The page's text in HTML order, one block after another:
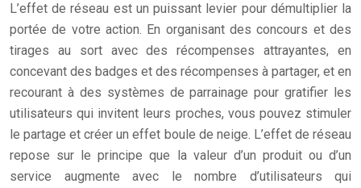
L’effet de réseau est un puissant levier pour démultiplier la
portée de votre action. En organisant des concours et des
tirages au sort avec des récompenses attrayantes, en
concevant des badges et des récompenses à partager, et en
recourant à des systèmes de parrainage pour gratifier les
utilisateurs qui invitent leurs proches, vous pouvez stimuler
le partage et créer un effet boule de neige. L’effet de réseau
repose sur le principe que la valeur d’un produit ou d’un
service augmente avec le nombre d’utilisateurs qui